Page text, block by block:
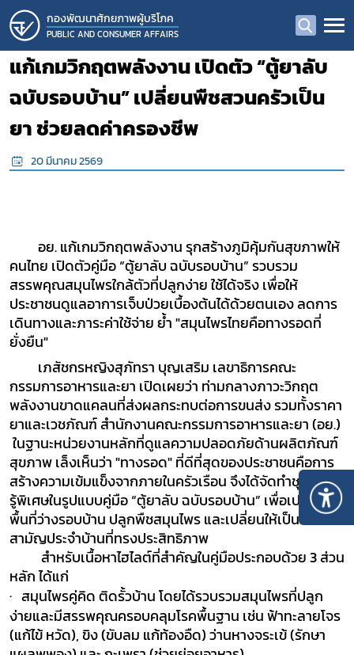
กองพัฒนาศักยภาพผู้บริโภค
PUBLIC AND CONSUMER AFFAIRS
แก้เกมวิกฤตพลังงาน เปิดตัว “ตู้ยาลับ
ฉบับรอบบ้าน” เปลี่ยนพืชสวนครัวเป็น
ยา ช่วยลดค่าครองชีพ
20 มีนาคม 2569
อย. แก้เกมวิกฤตพลังงาน รุกสร้างภูมิคุ้มกันสุขภาพให้
คนไทย เปิดตัวคู่มือ“ตู้ยาลับ ฉบับรอบบ้าน”รวบรวม
สรรพคุณสมุนไพรใกล้ตัวที่ปลูกง่าย ใช้ได้จริง เพื่อให้
ประชาชนดูแลอาการเจ็บป่วยเบื้องต้นได้ด้วยตนเอง ลดการ
เดินทางและภาระค่าใช้จ่าย ย้ำ "สมุนไพรไทยคือทางรอดที่
ยั่งยืน"
เภสัชกรหญิงสุภัทรา บุญเสริม เลขาธิการคณะ
กรรมการอาหารและยา เปิดเผยว่า ท่ามกลางภาวะวิกฤต
พลังงานขาดแคลนที่ส่งผลกระทบต่อการขนส่ง รวมทั้งราคา
ยาและเวชภัณฑ์สำนักงานคณะกรรมการอาหารและยา (อย.)
ในฐานะหน่วยงานหลักที่ดูแลความปลอดภัยด้านผลิตภัณฑ์
สุขภาพ เล็งเห็นว่า "ทางรอด" ที่ดีที่สุดของประชาชนคือการ
สร้างความเข้มแข็งจากภายในครัวเรือน จึงได้จัดทำชุดความ
รู้พิเศษในรูปแบบคู่มือ“ตู้ยาลับ ฉบับรอบบ้าน” เพื่อเปลี่ยน
พื้นที่ว่างรอบบ้าน ปลูกพืชสมุนไพร และเปลี่ยนให้เป็นคลังยา
สามัญประจำบ้านที่ทรงประสิทธิภาพ
สำหรับเนื้อหาไฮไลต์ที่สำคัญในคู่มือประกอบด้วย3 ส่วน
หลัก ได้แก่
· สมุนไพรคู่คิด ติดรั้วบ้านโดยได้รวบรวมสมุนไพรที่ปลูก
ง่ายและมีสรรพคุณครอบคลุมโรคพื้นฐาน เช่นฟ้าทะลายโจร
(แก้ไข้ หวัด),ขิง(ขับลม แก้ท้องอืด)ว่านหางจระเข้(รักษา